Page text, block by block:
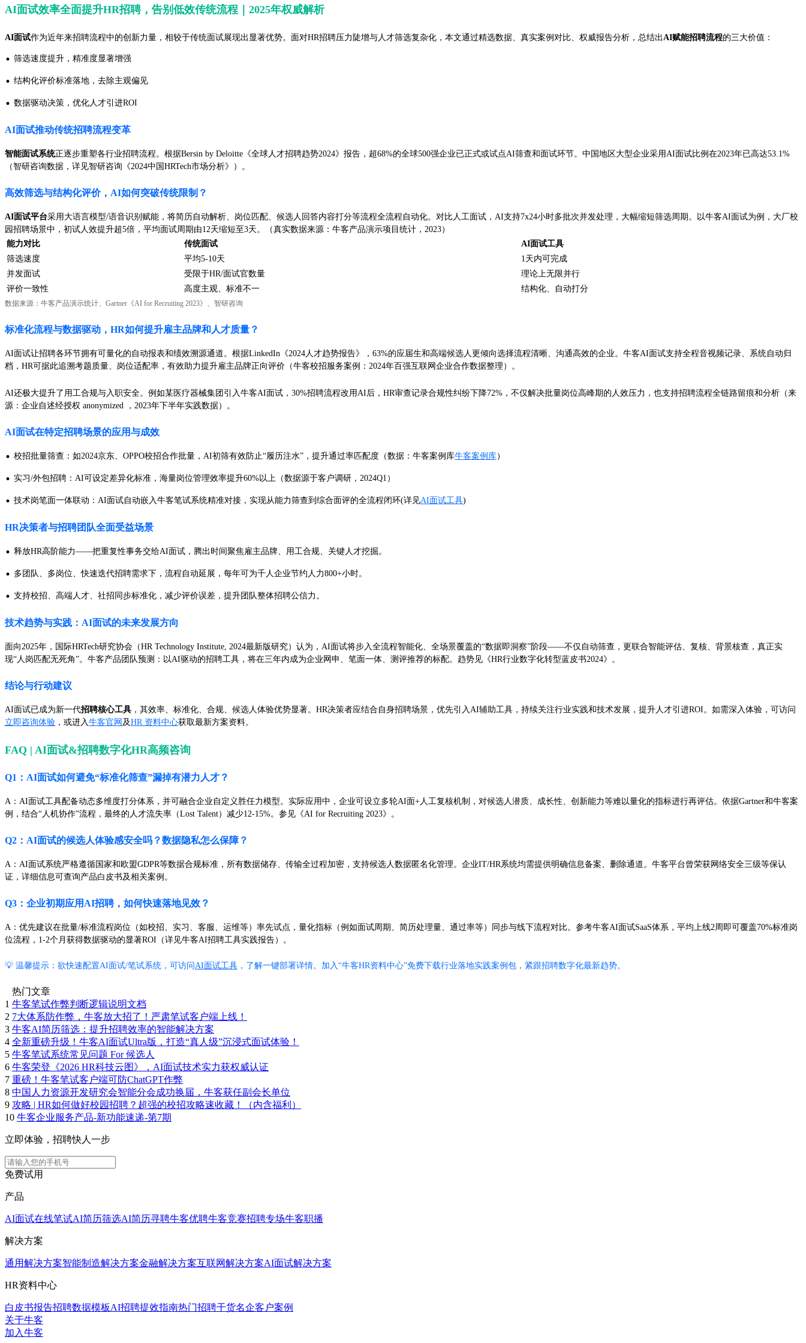
AI面试效率全面提升HR招聘，告别低效传统流程｜2025年权威解析
AI面试作为近年来招聘流程中的创新力量，相较于传统面试展现出显著优势。面对HR招聘压力陡增与人才筛选复杂化，本文通过精选数据、真实案例对比、权威报告分析，总结出AI赋能招聘流程的三大价值：
· 筛选速度提升，精准度显著增强
· 结构化评价标准落地，去除主观偏见
· 数据驱动决策，优化人才引进ROI
AI面试推动传统招聘流程变革
智能面试系统正逐步重塑各行业招聘流程。根据Bersin by Deloitte《全球人才招聘趋势2024》报告，超68%的全球500强企业已正式或试点AI筛查和面试环节。中国地区大型企业采用AI面试比例在2023年已高达53.1%
（智研咨询数据，详见智研咨询《2024中国HRTech市场分析》）。
高效筛选与结构化评价，AI如何突破传统限制？
AI面试平台采用大语言模型/语音识别赋能，将简历自动解析、岗位匹配、候选人回答内容打分等流程全流程自动化。对比人工面试，AI支持7x24小时多批次并发处理，大幅缩短筛选周期。以牛客AI面试为例，大厂校
园招聘场景中，初试人效提升超5倍，平均面试周期由12天缩短至3天。（真实数据来源：牛客产品演示项目统计，2023）
能力对比
传统面试
AI面试工具
筛选速度
平均5-10天
1天内可完成
并发面试
受限于HR/面试官数量
理论上无限并行
评价一致性
高度主观、标准不一 结构化、自动打分
数据来源：牛客产品演示统计、Gartner《AI for Recruiting 2023》、智研咨询
标准化流程与数据驱动，HR如何提升雇主品牌和人才质量？
AI面试让招聘各环节拥有可量化的自动报表和绩效溯源通道。根据LinkedIn《2024人才趋势报告》，63%的应届生和高端候选人更倾向选择流程清晰、沟通高效的企业。牛客AI面试支持全程音视频记录、系统自动归
档，HR可据此追溯考题质量、岗位适配率，有效助力提升雇主品牌正向评价（牛客校招服务案例：2024年百强互联网企业合作数据整理）。
AI还极大提升了用工合规与入职安全。例如某医疗器械集团引入牛客AI面试，30%招聘流程改用AI后，HR审查记录合规性纠纷下降72%，不仅解决批量岗位高峰期的人效压力，也支持招聘流程全链路留痕和分析（来
源：企业自述经授权 anonymized ，2023年下半年实践数据）。
AI面试在特定招聘场景的应用与成效
· 校招批量筛查：如2024京东、OPPO校招合作批量，AI初筛有效防止“履历注水”，提升通过率匹配度（数据：牛客案例库牛客案例库）
· 实习/外包招聘：AI可设定差异化标准，海量岗位管理效率提升60%以上（数据源于客户调研，2024Q1）
· 技术岗笔面一体联动：AI面试自动嵌入牛客笔试系统精准对接，实现从能力筛查到综合面评的全流程闭环(详见AI面试工具)
HR决策者与招聘团队全面受益场景
· 释放HR高阶能力——把重复性事务交给AI面试，腾出时间聚焦雇主品牌、用工合规、关键人才挖掘。
· 多团队、多岗位、快速迭代招聘需求下，流程自动延展，每年可为千人企业节约人力800+小时。
· 支持校招、高端人才、社招同步标准化，减少评价误差，提升团队整体招聘公信力。
技术趋势与实践：AI面试的未来发展方向
面向2025年，国际HRTech研究协会（HR Technology Institute, 2024最新版研究）认为，AI面试将步入全流程智能化、全场景覆盖的“数据即洞察”阶段——不仅自动筛查，更联合智能评估、复核、背景核查，真正实
现“人岗匹配无死角”。牛客产品团队预测：以AI驱动的招聘工具，将在三年内成为企业网申、笔面一体、测评推荐的标配。趋势见《HR行业数字化转型蓝皮书2024》。
结论与行动建议
AI面试已成为新一代招聘核心工具 ，其效率、标准化、合规、候选人体验优势显著。HR决策者应结合自身招聘场景，优先引入AI辅助工具，持续关注行业实践和技术发展，提升人才引进ROI。如需深入体验，可访问
立即咨询体验 ，或进入牛客官网 及HR 资料中心获取最新方案资料。
FAQ | AI面试&招聘数字化HR高频咨询
Q1：AI面试如何避免“标准化筛查”漏掉有潜力人才？
A：AI面试工具配备动态多维度打分体系，并可融合企业自定义胜任力模型。实际应用中，企业可设立多轮AI面+人工复核机制，对候选人潜质、成长性、创新能力等难以量化的指标进行再评估。依据Gartner和牛客案
例，结合“人机协作”流程，最终的人才流失率（Lost Talent）减少12-15%。参见《AI for Recruiting 2023》。
Q2：AI面试的候选人体验感安全吗？数据隐私怎么保障？
A：AI面试系统严格遵循国家和欧盟GDPR等数据合规标准，所有数据储存、传输全过程加密，支持候选人数据匿名化管理。企业IT/HR系统均需提供明确信息备案、删除通道。牛客平台曾荣获网络安全三级等保认
证，详细信息可查询产品白皮书及相关案例。
Q3：企业初期应用AI招聘，如何快速落地见效？
A：优先建议在批量/标准流程岗位（如校招、实习、客服、运维等）率先试点，量化指标（例如面试周期、简历处理量、通过率等）同步与线下流程对比。参考牛客AI面试SaaS体系，平均上线2周即可覆盖70%标准岗
位流程，1-2个月获得数据驱动的显著ROI（详见牛客AI招聘工具实践报告）。
💡 温馨提示：欲快速配置AI面试/笔试系统，可访问AI面试工具 ，了解一键部署详情。加入“牛客HR资料中心”免费下载行业落地实践案例包，紧跟招聘数字化最新趋势。
热门文章
1 牛客笔试作弊判断逻辑说明文档
2 7大体系防作弊，牛客放大招了！严肃笔试客户端上线！
3 牛客AI简历筛选：提升招聘效率的智能解决方案
4 全新重磅升级！牛客AI面试Ultra版，打造“真人级”沉浸式面试体验！
5 牛客笔试系统常见问题 For 候选人
6 牛客荣登《2026 HR科技云图》，AI面试技术实力获权威认证
7 重磅！牛客笔试客户端可防ChatGPT作弊
8 中国人力资源开发研究会智能分会成功换届，牛客获任副会长单位
9 攻略 | HR如何做好校园招聘？超强的校招攻略速收藏！（内含福利）
10 牛客企业服务产品-新功能速递-第7期
立即体验，招聘快人一步
免费试用
产品
AI面试在线笔试AI简历筛选AI简历寻聘牛客优聘牛客竞赛招聘专场牛客职播
解决方案
通用解决方案智能制造解决方案金融解决方案互联网解决方案AI面试解决方案
HR资料中心
白皮书报告招聘数据模板AI招聘提效指南热门招聘干货名企客户案例
关于牛客
加入牛客